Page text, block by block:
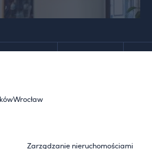
Wrocław
Zarządzanie nieruchomościami